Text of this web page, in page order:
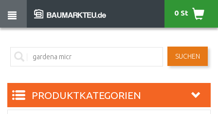
SUCHEN
0 St
PRODUKTKATEGORIEN